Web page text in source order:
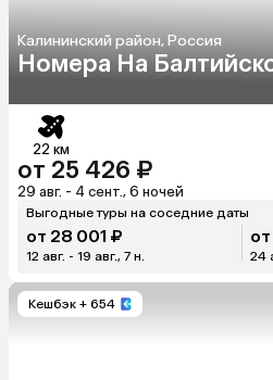
Калининский район, Россия
Номера На
22 км
от 25 426 ₽
29 авг. - 4 сент., 6 ночей
Выгодные туры на соседние даты
от 28 001 ₽
12 авг. - 19 авг., 7 н. 24
Кешбэк + 654